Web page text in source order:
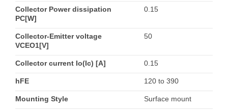
Collector Power dissipation
PC[W]
0.15
Collector-Emitter voltage
VCEO1[V]
50
Collector current Io(Ic) [A] 0.15
hFE 120 to 390
Mounting Style Surface mount